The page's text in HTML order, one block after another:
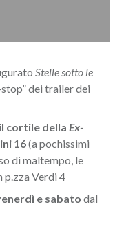
Stelle sotto le
dei trailer dei
il cortile della Ex-
16(a pochissimi
di maltempo, le
p.zza Verdi 4
e sabato dal